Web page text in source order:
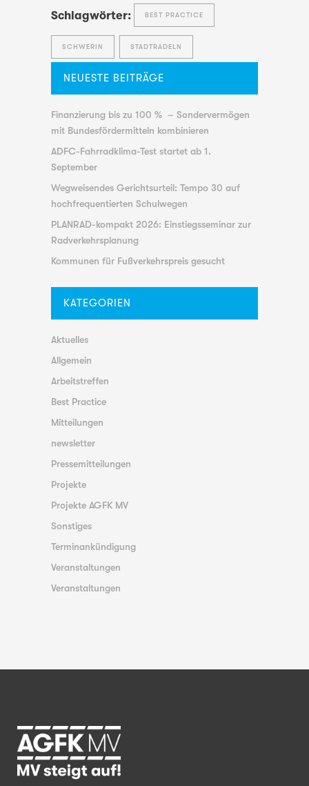
Schlagwörter: BEST PRACTICE
SCHWERIN STADTRADELN
NEUESTE BEITRÄGE
Finanzierung bis zu 100 % – Sondervermögen
mit Bundesfördermitteln kombinieren
ADFC-Fahrradklima-Test startet ab 1.
September
Wegweisendes Gerichtsurteil: Tempo 30 auf
hochfrequentierten Schulwegen
PLANRAD-kompakt 2026: Einstiegsseminar zur
Radverkehrsplanung
Kommunen für Fußverkehrspreis gesucht
KATEGORIEN
Aktuelles
Allgemein
Arbeitstreffen
Best Practice
Mitteilungen
newsletter
Pressemitteilungen
Projekte
Projekte AGFK MV
Sonstiges
Terminankündigung
Veranstaltungen
Veranstaltungen